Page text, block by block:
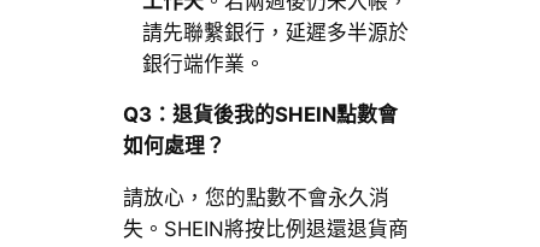
請先聯繫銀行，延遲多半源於
銀行端作業。
Q3：退貨後我的SHEIN點數會
如何處理？
請放心，您的點數不會永久消
失。SHEIN將按比例退還退貨商